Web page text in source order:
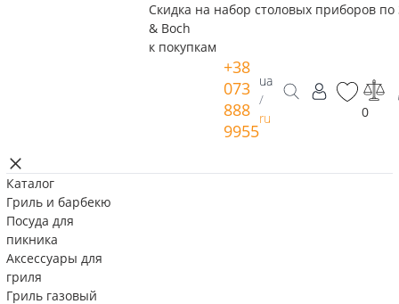
Скидка на набор столовых приборов
& Boch
к покупкам
+38
073
888
9955
ua
/
ru
0
Каталог
Гриль и барбекю
Посуда для
пикника
Аксессуары для
гриля
Гриль газовый